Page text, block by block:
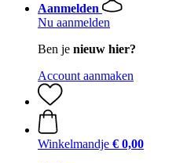
Aanmelden
Nu aanmelden
Ben je nieuw hier?
Account aanmaken
Winkelmandje € 0,00